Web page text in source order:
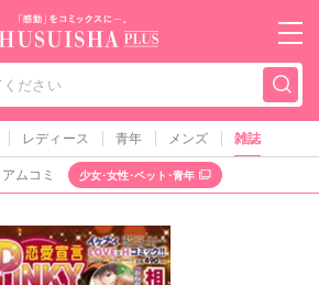
秋水社PLUS（テ
レディース 青年 メンズ 雑誌
アムコミ 少女･女性･ペット･青年